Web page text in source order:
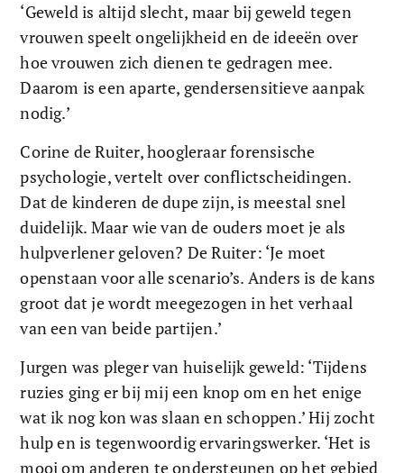
‘Geweld is altijd slecht, maar bij geweld tegen
vrouwen speelt ongelijkheid en de ideeën over
hoe vrouwen zich dienen te gedragen mee.
Daarom is een aparte, gendersensitieve aanpak
nodig.’
Corine de Ruiter, hoogleraar forensische
psychologie, vertelt over conflictscheidingen.
Dat de kinderen de dupe zijn, is meestal snel
duidelijk. Maar wie van de ouders moet je als
hulpverlener geloven? De Ruiter: ‘Je moet
openstaan voor alle scenario’s. Anders is de kans
groot dat je wordt meegezogen in het verhaal
van een van beide partijen.’
Jurgen was pleger van huiselijk geweld: ‘Tijdens
ruzies ging er bij mij een knop om en het enige
wat ik nog kon was slaan en schoppen.’ Hij zocht
hulp en is tegenwoordig ervaringswerker. ‘Het is
mooi om anderen te ondersteunen op het gebied